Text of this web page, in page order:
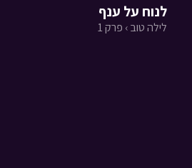
לנוח על ענף
לילה טוב › פרק 1